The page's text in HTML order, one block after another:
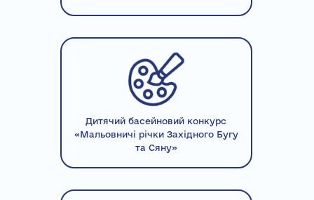
Дитячий басейновий конкурс
«Мальовничі річки Західного Бугу
та Сяну»